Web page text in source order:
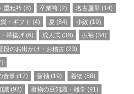
重ね衿 (8) 卒業袴 (2) 名古屋帯 (14)
・ギフト (4) 夏 (84) 小紋 (19)
帯揚げ(6) 成人式 (38) 振袖 (34)
段のお出かけ・お稽古(23)
食事 (17) 留袖 (19) 着物 (58)
識 (93) 着物の豆知識・雑学(91)